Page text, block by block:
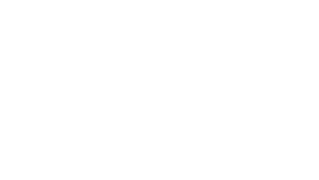
je vzdálená pouhých 20 metrů. V pěší vzdálenosti se
nacházejí restaurace, bary a hospody
výtah
EUR za zvíře a noc
Express